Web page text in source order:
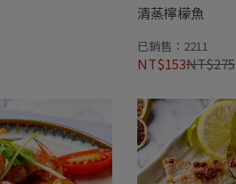
清蒸檸檬魚
已銷售：2211
NT$153NT$275